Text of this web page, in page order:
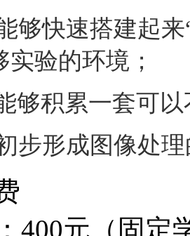
够快速搭建起
实验的环境；
够积累一套可
步形成图像处
400元（固定